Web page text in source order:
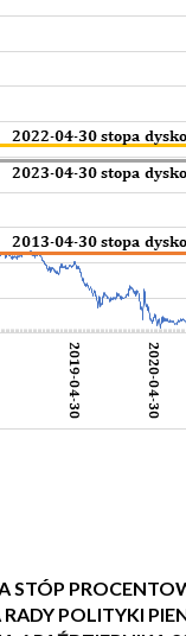
STÓP
POLITYKI